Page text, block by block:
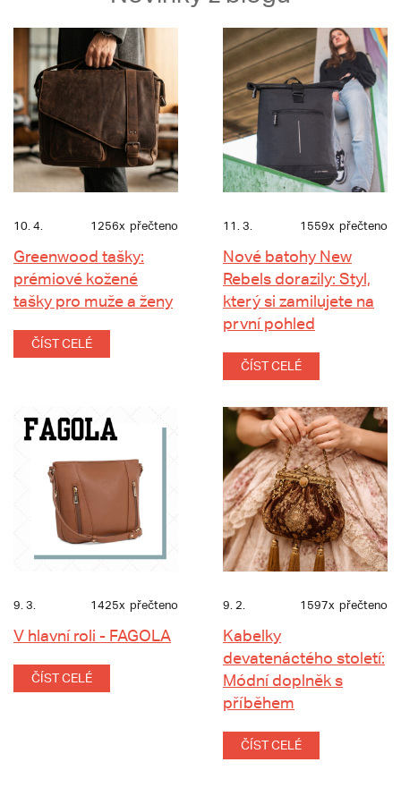
10. 4. 1256x přečteno
Greenwood tašky:
prémiové kožené
tašky pro muže a ženy
ČÍST CELÉ
11. 3. 1559x přečteno
Nové batohy New
Rebels dorazily: Styl,
který si zamilujete na
první pohled
ČÍST CELÉ
9. 3. 1425x přečteno
V hlavní roli - FAGOLA
ČÍST CELÉ
9. 2. 1597x přečteno
Kabelky
devatenáctého století:
Módní doplněk s
příběhem
ČÍST CELÉ